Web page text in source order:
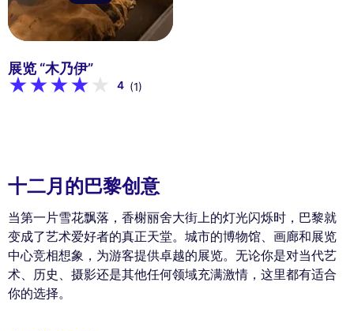
展览 “木乃伊”
4 (1)
十二月的巴黎创意
当第一片雪花飘落，香榭丽舍大街上的灯光闪烁时，巴黎就
变成了艺术爱好者的真正天堂。城市的博物馆、画廊和展览
中心竞相想象，为游客提供卓越的展览。无论你是对当代艺
术、历史、摄影还是其他任何领域充满激情，这里都有适合
你的选择。